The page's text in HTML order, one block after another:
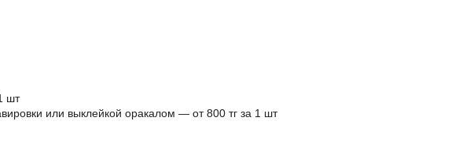
шт
или выклейкой оракалом ― от 800 тг за 1 шт